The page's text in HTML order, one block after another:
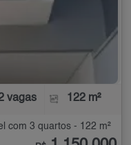
vagas 122 m²
com 3 quartos - 122 m²